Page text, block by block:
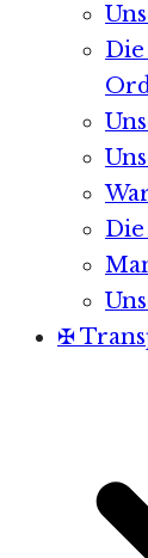
Die
✠